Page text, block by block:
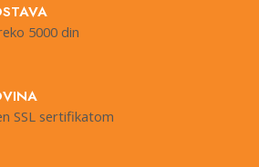
5000 din
SSL sertifikatom